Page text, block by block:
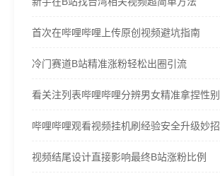
首次在哔哩哔哩上传原创视频避坑指南
冷门赛道B站精准涨粉轻松出圈引流
看关注列表哔哩哔哩分辨男女精准拿捏性别
哔哩哔哩观看视频挂机刷经验安全升级妙招
视频结尾设计直接影响最终B站涨粉比例